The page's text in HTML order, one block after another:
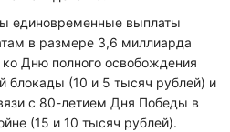
единовременные выплаты
в размере 3,6 миллиарда
Дню полного освобождения
блокады (10 и 5 тысяч рублей) и
с 80-летием Дня Победы в
(15 и 10 тысяч рублей).